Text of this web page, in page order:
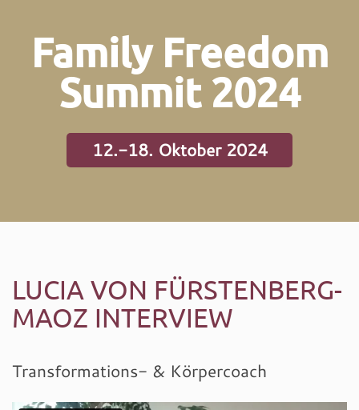
Family Freedom
Summit 2024
12.-18. Oktober 2024
LUCIA VON FÜRSTENBERG-
MAOZ INTERVIEW
Transformations- & Körpercoach